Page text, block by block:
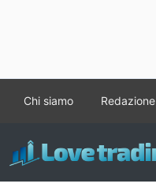
contenuto
Chi siamo Redazione